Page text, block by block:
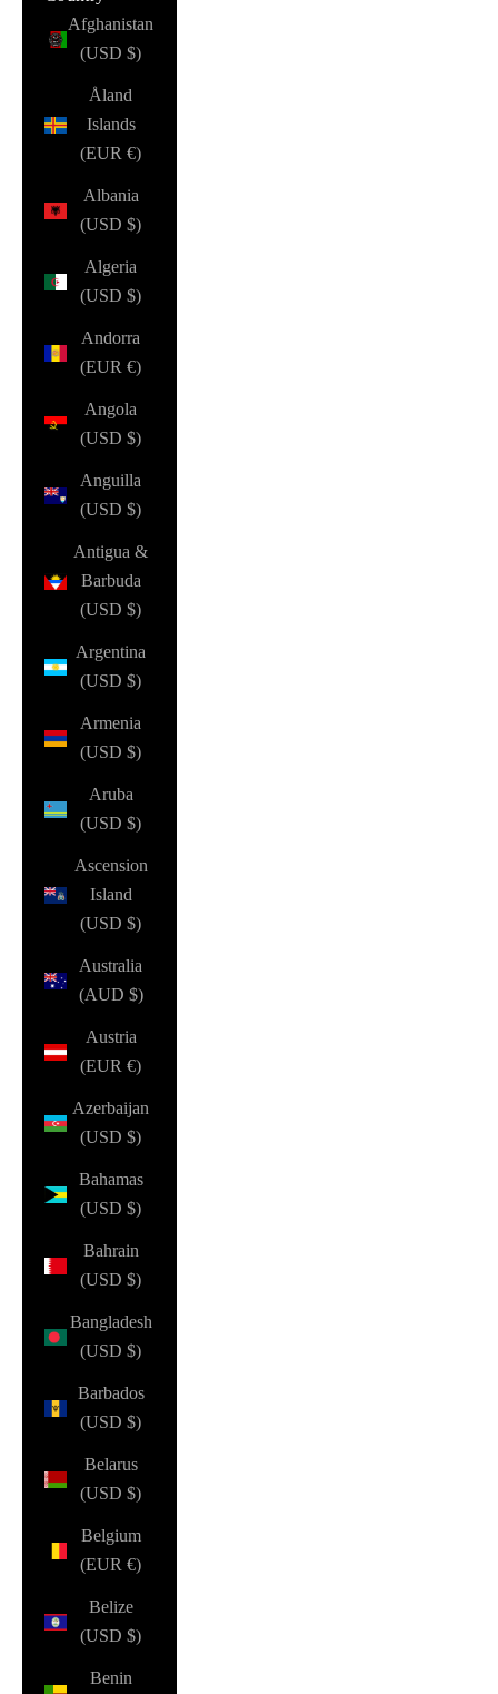
Afghanistan
(USD $)
Åland
Islands
(EUR €)
Albania
(USD $)
Algeria
(USD $)
Andorra
(EUR €)
Angola
(USD $)
Anguilla
(USD $)
Antigua &
Barbuda
(USD $)
Argentina
(USD $)
Armenia
(USD $)
Aruba
(USD $)
Ascension
Island
(USD $)
Australia
(AUD $)
Austria
(EUR €)
Azerbaijan
(USD $)
Bahamas
(USD $)
Bahrain
(USD $)
Bangladesh
(USD $)
Barbados
(USD $)
Belarus
(USD $)
Belgium
(EUR €)
Belize
(USD $)
Benin